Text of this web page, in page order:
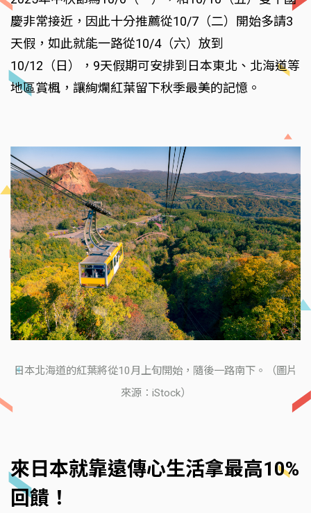
慶非常接近，因此十分推薦從10/7（二）開始多請3
天假，如此就能一路從10/4（六）放到
10/12（日），9天假期可安排到日本東北、北海道等
地區賞楓，讓絢爛紅葉留下秋季最美的記憶。
日本北海道的紅葉將從10月上旬開始，隨後一路南下。（圖片
來源：iStock）
來日本就靠遠傳心生活拿最高10%
回饋！